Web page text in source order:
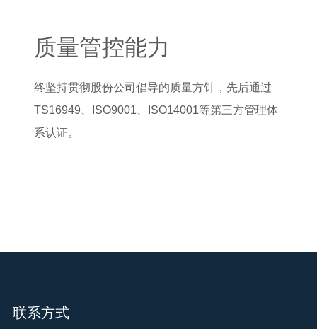
质量管控能力
终坚持贯彻股份公司倡导的质量方针，先后通过
TS16949、ISO9001、ISO14001等第三方管理体
系认证。
联系方式